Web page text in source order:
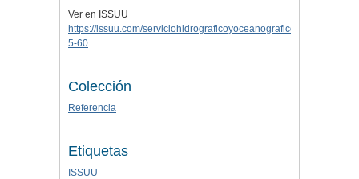
Ver en ISSUU
https://issuu.com/serviciohidrograficoyoceanografico/docs/
5-60
Colección
Referencia
Etiquetas
ISSUU